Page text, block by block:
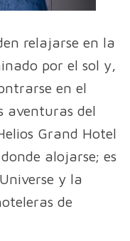
relajarse en la
por el sol y,
en el
aventuras del
Grand Hotel
alojarse; es
y la
de